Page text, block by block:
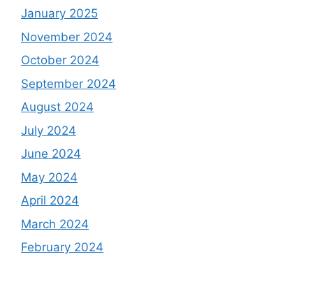
January 2025
November 2024
October 2024
September 2024
August 2024
July 2024
June 2024
May 2024
April 2024
March 2024
February 2024